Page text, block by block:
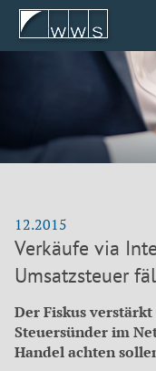
12.2015
Verkäufe via
Umsatzsteuer
Der Fiskus
Steuersünder im
Handel achten